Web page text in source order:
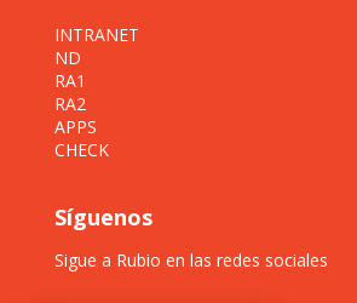
INTRANET
ND
RA1
RA2
APPS
CHECK
Síguenos
Sigue a Rubio en las redes sociales